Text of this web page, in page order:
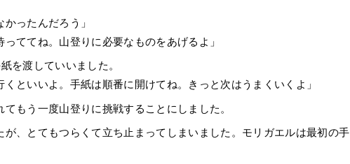
ったんだろう」
ててね。山登りに必要なものをあげるよ」
を渡していいました。
くといいよ。手紙は順番に開けてね。きっと次はうまくいくよ」
もう一度山登りに挑戦することにしました。
、とてもつらくて立ち止まってしまいました。モリガエルは最初の手